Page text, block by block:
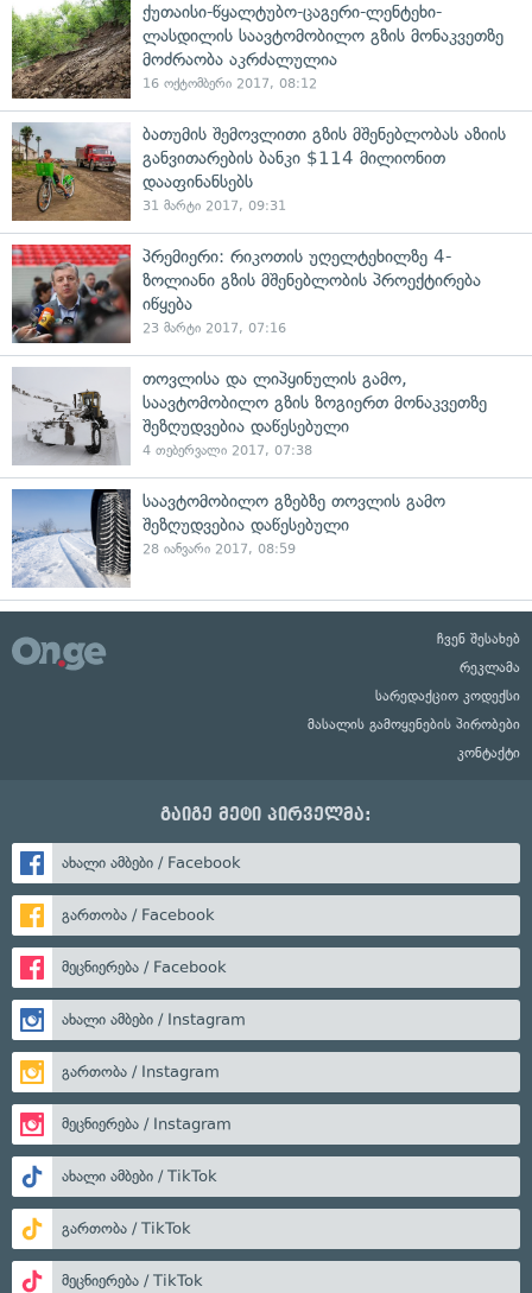
ქუთაისი-წყალტუბო-ცაგერი-ლენტეხი-
ლასდილის საავტომობილო გზის მონაკვეთზე
მოძრაობა აკრძალულია
16 ოქტომბერი 2017, 08:12
ბათუმის შემოვლითი გზის მშენებლობას აზიის
განვითარების ბანკი $114 მილიონით
დააფინანსებს
31 მარტი 2017, 09:31
პრემიერი: რიკოთის უღელტეხილზე 4-
ზოლიანი გზის მშენებლობის პროექტირება
იწყება
23 მარტი 2017, 07:16
თოვლისა და ლიპყინულის გამო,
საავტომობილო გზის ზოგიერთ მონაკვეთზე
შეზღუდვებია დაწესებული
4 თებერვალი 2017, 07:38
საავტომობილო გზებზე თოვლის გამო
შეზღუდვებია დაწესებული
28 იანვარი 2017, 08:59
ჩვენ შესახებ
რეკლამა
სარედაქციო კოდექსი
მასალის გამოყენების პირობები
კონტაქტი
გაიგე მეტი პირველმა:
ახალი ამბები / Facebook
გართობა / Facebook
მეცნიერება / Facebook
ახალი ამბები / Instagram
გართობა / Instagram
მეცნიერება / Instagram
ახალი ამბები / TikTok
გართობა / TikTok
მეცნიერება / TikTok